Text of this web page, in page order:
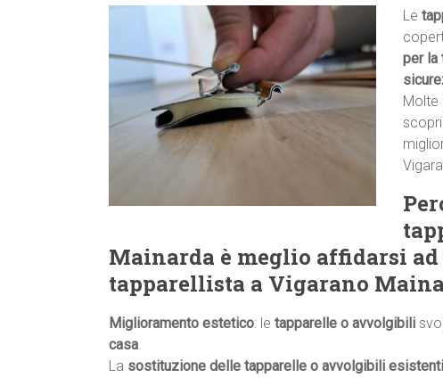
Le
per la
Molte
Mainarda è meglio affidarsi
tapparellista a Vigarano
Miglioramento estetico: le tapparelle o avvolgibili
casa.
La sostituzione delle tapparelle o avvolgibili esistenti